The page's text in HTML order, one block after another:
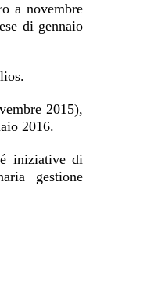
a novembre
di gennaio
2015),
2016.
iniziative di
gestione